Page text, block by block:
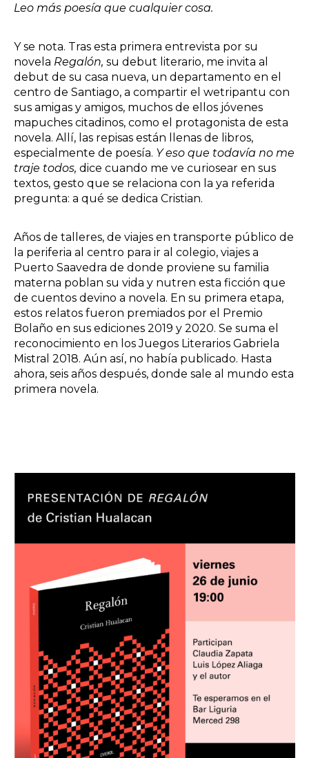
Leo más poesía que cualquier cosa.
Y se nota. Tras esta primera entrevista por su
novela Regalón, su debut literario, me invita al
debut de su casa nueva, un departamento en el
centro de Santiago, a compartir el wetripantu con
sus amigas y amigos, muchos de ellos jóvenes
mapuches citadinos, como el protagonista de esta
novela. Allí, las repisas están llenas de libros,
especialmente de poesía. Y eso que todavía no me
traje todos, dice cuando me ve curiosear en sus
textos, gesto que se relaciona con la ya referida
pregunta: a qué se dedica Cristian.
Años de talleres, de viajes en transporte público de
la periferia al centro para ir al colegio, viajes a
Puerto Saavedra de donde proviene su familia
materna poblan su vida y nutren esta ficción que
de cuentos devino a novela. En su primera etapa,
estos relatos fueron premiados por el Premio
Bolaño en sus ediciones 2019 y 2020. Se suma el
reconocimiento en los Juegos Literarios Gabriela
Mistral 2018. Aún así, no había publicado. Hasta
ahora, seis años después, donde sale al mundo esta
primera novela.